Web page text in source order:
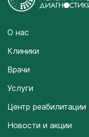
О нас
Клиники
Врачи
Услуги
Центр реабилитации
Новости и акции